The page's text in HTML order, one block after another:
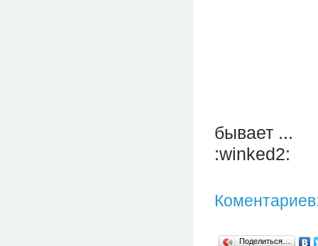
бывает ...
:winked2:
Поделиться…